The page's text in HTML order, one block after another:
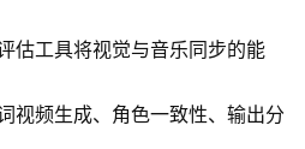
估工具将视觉与音乐同步的能
视频生成、角色一致性、输出分